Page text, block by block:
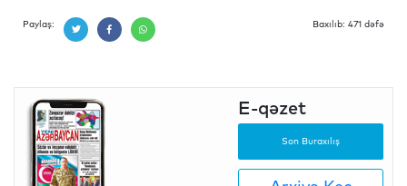
Paylaş: Baxılıb: 471 dəfə
E-qəzet
Son Buraxılış